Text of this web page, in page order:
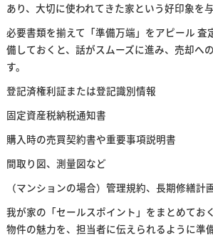
あり、大切に使われてきた家という好印象を与
必要書類を揃えて「準備万端」をアピール 査
備しておくと、話がスムーズに進み、売却へ
す。
登記済権利証または登記識別情報
固定資産税納税通知書
購入時の売買契約書や重要事項説明書
間取り図、測量図など
（マンションの場合）管理規約、長期修繕計
我が家の「セールスポイント」をまとめてお
物件の魅力を、担当者に伝えられるように準